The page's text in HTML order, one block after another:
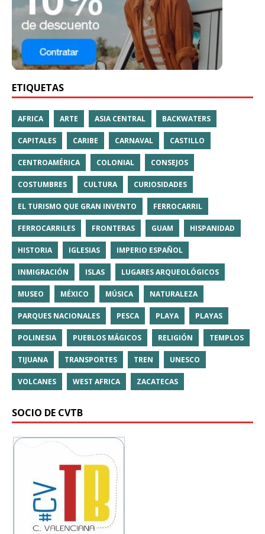
ETIQUETAS
AFRICA ARTE ASIA CENTRAL BACKWATERS
CAPITALES CARIBE CARNAVAL CASTILLO
CENTROAMÉRICA COLONIAL CONSEJOS
COSTUMBRES CULTURA CURIOSIDADES
EL TURISMO QUE GRAN INVENTO FERROCARRIL
FERROCARRILES FRONTERAS GUAM HISPANIDAD
HISTORIA IGLESIAS IMPERIO ESPAÑOL
INMIGRACIÓN ISLAS LUGARES ARQUEOLÓGICOS
MUSEO MÉXICO MÚSICA NATURALEZA
PARQUES NACIONALES PESCA PLAYA PLAYAS
POLINESIA PUEBLOS MÁGICOS RELIGIÓN TEMPLOS
TIJUANA TRANSPORTES TREN UNESCO
VOLCANES WEST AFRICA ZACATECAS
SOCIO DE CVTB